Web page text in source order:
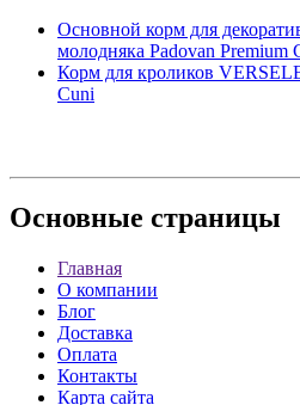
Основной корм для
молодняка Padovan
Корм для кроликов
Cuni
Основные страницы
Главная
О компании
Блог
Доставка
Оплата
Контакты
Карта сайта